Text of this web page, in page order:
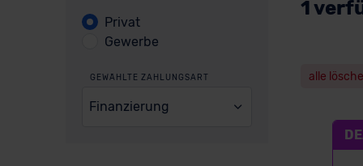
Privat
Gewerbe
GEWÄHLTE ZAHLUNGSART
Finanzierung
1
alle